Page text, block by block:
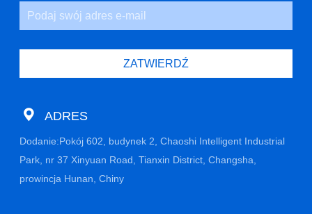
ZATWIERDŹ
ADRES
Dodanie:Pokój 602, budynek 2, Chaoshi Intelligent Industrial
Park, nr 37 Xinyuan Road, Tianxin District, Changsha,
prowincja Hunan, Chiny